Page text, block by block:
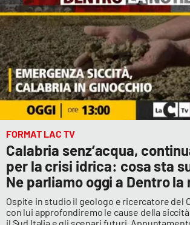
FORMAT LAC TV
Calabria senz’acqua,
per la crisi idrica: cosa sta
Ne parliamo oggi a Dentro la
Ospite in studio il geologo e ricercatore del
con lui approfondiremo le cause della